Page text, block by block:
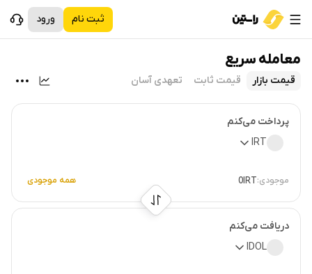
ثبت نام ورود
معامله سریع
قیمت بازار قیمت ثابت تعهدی آسان
پرداخت می‌کنم
IRT
موجودی:IRT
0 همه موجودی
دریافت می‌کنم
IDOL